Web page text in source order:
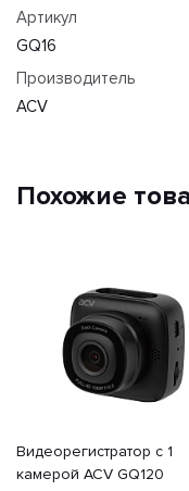
Артикул
GQ16
Производитель
ACV
Похожие
Видеорегистратор с 1
камерой ACV GQ120